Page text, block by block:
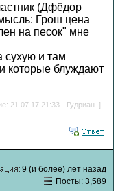
(Дфёдор
Грош цена
на песок" мне
сухую и там
которые блуждают
21.07.17 21:33 - Гудриан. ]
9 (и более) лет назад
Посты: 3,589